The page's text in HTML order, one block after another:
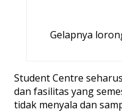
Gelapnya
Student Centre
dan fasilitas yang
tidak menyala dan